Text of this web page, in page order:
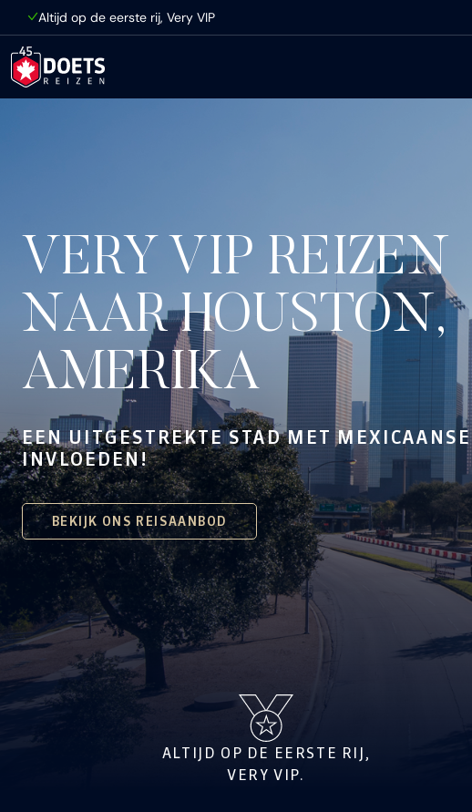
Ga direct naar inhoud
Altijd op de eerste rij, Very VIP
VERY VIP REIZEN
NAAR HOUSTON,
AMERIKA
EEN UITGESTREKTE STAD MET MEXICAANSE
INVLOEDEN!
BEKIJK ONS REISAANBOD
ALTIJD OP DE EERSTE RIJ,
VERY VIP.